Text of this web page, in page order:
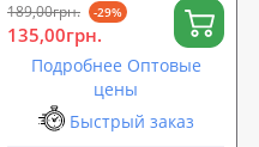
189,00грн. -29%
135,00грн.
Подробнее Оптовые
цены
Быстрый заказ